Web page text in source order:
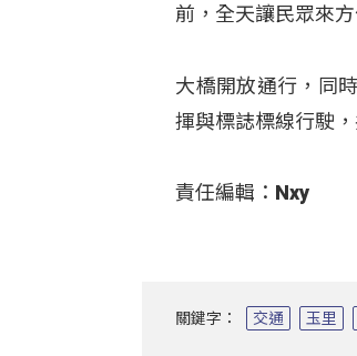
前，全天讓民眾來方
大橋開放通行，同
揮與標誌標線行駛
責任編輯：Nxy
關鍵字： 交通 玉里